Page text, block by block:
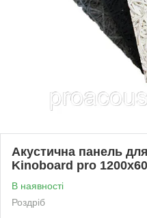
Акустична панель для
Kinoboard pro
В наявності
Роздріб